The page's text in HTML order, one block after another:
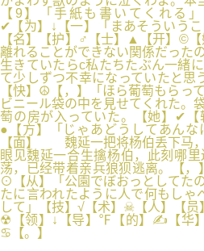
【9】「手紙も書いてくれる
✔【为】↓【一】「まあそういう
【名】【护】♂【士】▲【开】©【
離れることができない関係だった
生きていたらc私たちたぶん一緒
て少しずつ不幸になっていたと思
【快】☮【，】「ほら葡萄もらっ
ビニール袋の中を見せてくれた。
萄の房が入っていた。【她】✔【
●【方】「じゃあどうしてあんな
【面】 魏延一把将杨伯丢下马
眼见魏延一合生擒杨伯，此刻哪
荡，已经带着亲兵狼狈逃离。【
⊙【从】「公園でぼおっとしてた
たに言われたように人で何もしゃ
して」【技】√【术】☠【人】【
☢【领】↓【导】℉【的】✍【华
♋【。】